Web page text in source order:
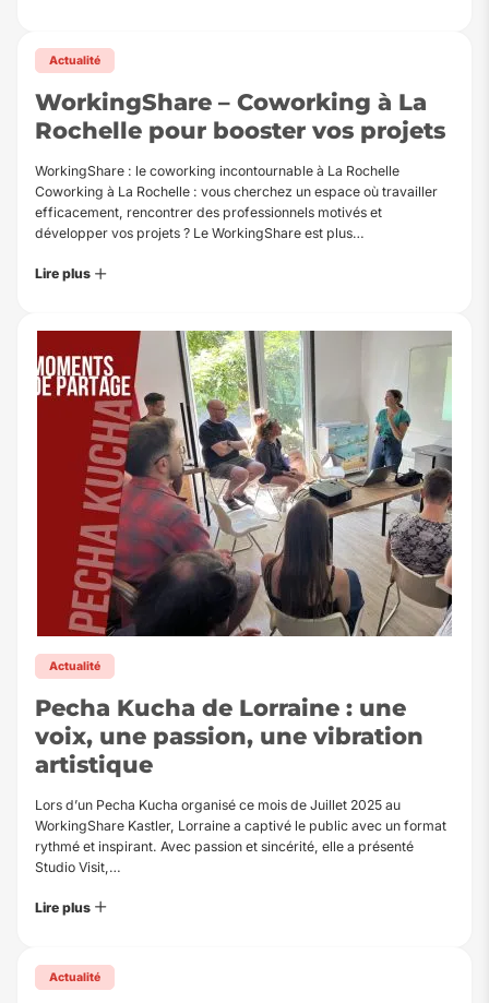
Actualité
WorkingShare – Coworking à La
Rochelle pour booster vos projets
WorkingShare : le coworking incontournable à La Rochelle
Coworking à La Rochelle : vous cherchez un espace où travailler
efficacement, rencontrer des professionnels motivés et
développer vos projets ? Le WorkingShare est plus…
Lire plus
Actualité
Pecha Kucha de Lorraine : une
voix, une passion, une vibration
artistique
Lors d’un Pecha Kucha organisé ce mois de Juillet 2025 au
WorkingShare Kastler, Lorraine a captivé le public avec un format
rythmé et inspirant. Avec passion et sincérité, elle a présenté
Studio Visit,…
Lire plus
Actualité